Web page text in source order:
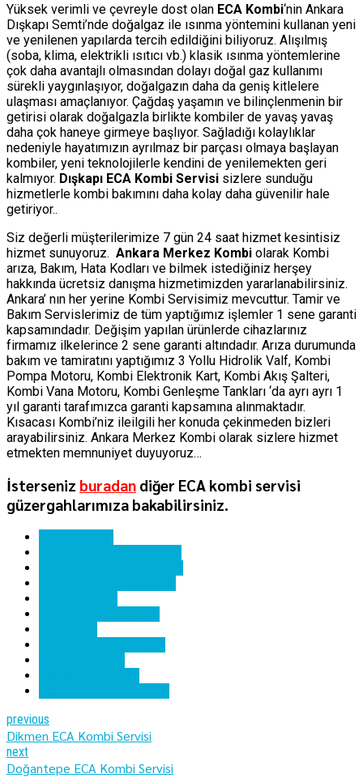
Yüksek verimli ve çevreyle dost olan ECA Kombi‘nin Ankara
Dışkapı Semti’nde doğalgaz ile ısınma yöntemini kullanan yeni
ve yenilenen yapılarda tercih edildiğini biliyoruz. Alışılmış
(soba, klima, elektrikli ısıtıcı vb.) klasik ısınma yöntemlerine
çok daha avantajlı olmasından dolayı doğal gaz kullanımı
sürekli yaygınlaşıyor, doğalgazın daha da geniş kitlelere
ulaşması amaçlanıyor. Çağdaş yaşamın ve bilinçlenmenin bir
getirisi olarak doğalgazla birlikte kombiler de yavaş yavaş
daha çok haneye girmeye başlıyor. Sağladığı kolaylıklar
nedeniyle hayatımızın ayrılmaz bir parçası olmaya başlayan
kombiler, yeni teknolojilerle kendini de yenilemekten geri
kalmıyor. Dışkapı ECA Kombi Servisi sizlere sunduğu
hizmetlerle kombi bakımını daha kolay daha güvenilir hale
getiriyor..
Siz değerli müşterilerimize 7 gün 24 saat hizmet kesintisiz
hizmet sunuyoruz. Ankara Merkez Kombi olarak Kombi
arıza, Bakım, Hata Kodları ve bilmek istediğiniz herşey
hakkında ücretsiz danışma hizmetimizden yararlanabilirsiniz.
Ankara’ nın her yerine Kombi Servisimiz mevcuttur. Tamir ve
Bakım Servislerimiz de tüm yaptığımız işlemler 1 sene garanti
kapsamındadır. Değişim yapılan ürünlerde cihazlarınız
firmamız ilkelerince 2 sene garanti altındadır. Arıza durumunda
bakım ve tamiratını yaptığımız 3 Yollu Hidrolik Valf, Kombi
Pompa Motoru, Kombi Elektronik Kart, Kombi Akış Şalteri,
Kombi Vana Motoru, Kombi Genleşme Tankları ‘da ayrı ayrı 1
yıl garanti tarafımızca garanti kapsamına alınmaktadır.
Kısacası Kombi’niz ileilgili her konuda çekinmeden bizleri
arayabilirsiniz. Ankara Merkez Kombi olarak sizlere hizmet
etmekten memnuniyet duyuyoruz…
İsterseniz buradan diğer ECA kombi servisi
güzergahlarımıza bakabilirsiniz.
previous
Dikmen ECA Kombi Servisi
next
Doğantepe ECA Kombi Servisi